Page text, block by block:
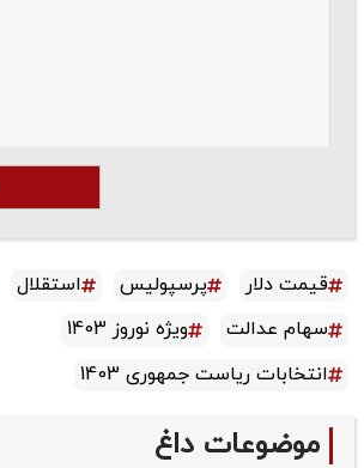
قیمت دلار پرسپولیس استقلال
سهام عدالت
ویژه نوروز 1403
انتخابات ریاست جمهوری 1403
موضوعات داغ